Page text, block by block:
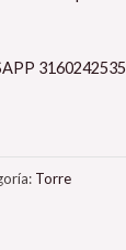
3160242535
Torre